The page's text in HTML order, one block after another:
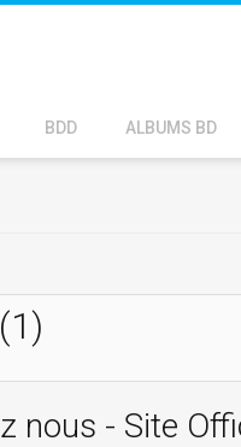
BDD ALBUMS BD
nous - Site